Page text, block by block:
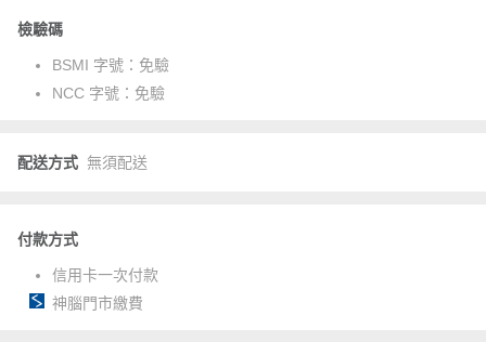
檢驗碼
BSMI 字號： 免驗
NCC 字號： 免驗
配送方式 無須配送
付款方式
信用卡一次付款
神腦門市繳費